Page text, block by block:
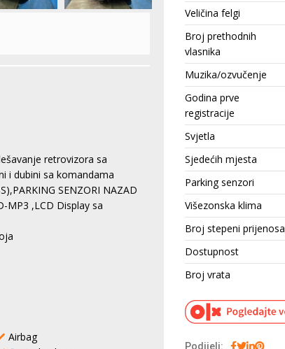
retrovizora sa
i dubini sa komandama
SENZORI NAZAD
MP3 ,LCD Display sa
Airbag
Veličina felgi
Broj prethodnih
vlasnika
Muzika/ozvučenje
Godina prve
registracije
Svjetla
Sjedećih mjesta
Parking senzori
Višezonska klima
Broj stepeni prijenosa
Dostupnost
Broj vrata
Podijeli: